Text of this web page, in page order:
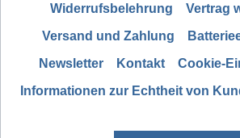
Widerrufsbelehrung
Vertrag
Versand und Zahlung
Newsletter
Kontakt
Cookie-
Informationen zur Echtheit von